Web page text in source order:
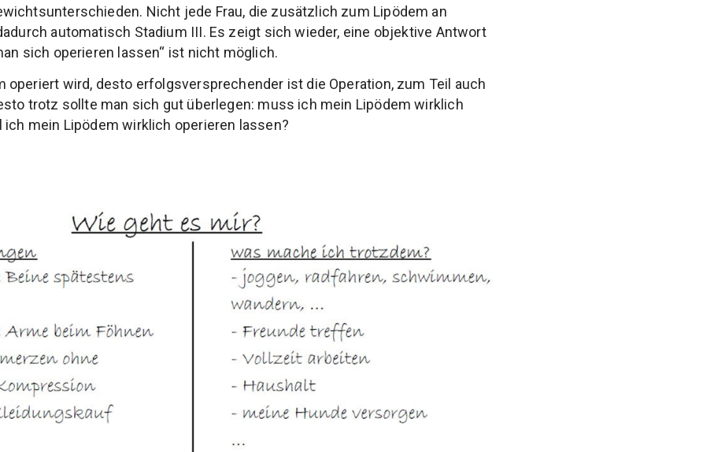
Nicht jede Frau, die zusätzlich zum Lipödem an
automatisch Stadium III. Es zeigt sich wieder, eine objektive Antwort
sich operieren lassen“ ist nicht möglich.
operiert wird, desto erfolgsversprechender ist die Operation, zum Teil auch
trotz sollte man sich gut überlegen: muss ich mein Lipödem wirklich
ich mein Lipödem wirklich operieren lassen?